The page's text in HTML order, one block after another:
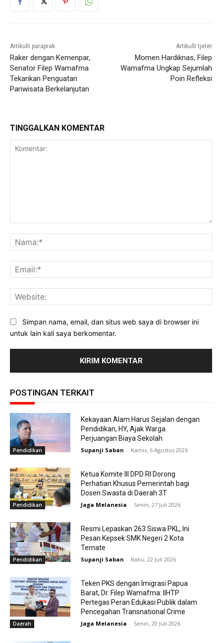
Artikulli paraprak
Raker dengan Kemenpar,
Senator Filep Wamafma
Tekankan Penguatan
Pariwisata Berkelanjutan
Artikulli tjetër
Momen Hardiknas, Filep
Wamafma Ungkap Sejumlah
Poin Refleksi
TINGGALKAN KOMENTAR
Simpan nama, email, dan situs web saya di browser ini
untuk lain kali saya berkomentar.
POSTINGAN TERKAIT
Pendidikan
Kekayaan Alam Harus Sejalan dengan
Pendidikan, HY, Ajak Warga
Perjuangan Biaya Sekolah
Supanji Saban - Kamis, 6 Agustus 2026
Pendidikan
Ketua Komite III DPD RI Dorong
Perhatian Khusus Pemerintah bagi
Dosen Swasta di Daerah 3T
Jaga Melanesia - Senin, 27 Juli 2026
Pendidikan
Resmi Lepaskan 263 Siswa PKL, Ini
Pesan Kepsek SMK Negeri 2 Kota
Ternate
Supanji Saban - Rabu, 22 Juli 2026
Daerah
Teken PKS dengan Imigrasi Papua
Barat, Dr. Filep Wamafma: IIHTP
Pertegas Peran Edukasi Publik dalam
Pencegahan Transnational Crime
Jaga Melanesia - Senin, 20 Juli 2026